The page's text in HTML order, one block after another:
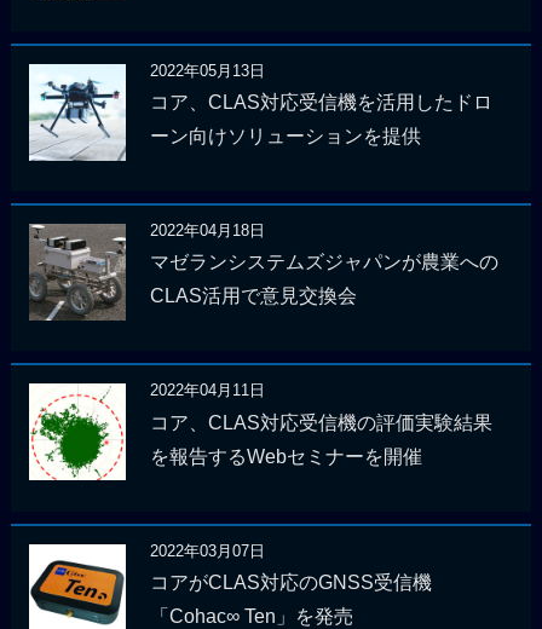
2022年05月13日
コア、CLAS対応受信機を活用したドロ
ーン向けソリューションを提供
2022年04月18日
マゼランシステムズジャパンが農業への
CLAS活用で意見交換会
2022年04月11日
コア、CLAS対応受信機の評価実験結果
を報告するWebセミナーを開催
2022年03月07日
コアがCLAS対応のGNSS受信機
「Cohac∞ Ten」を発売